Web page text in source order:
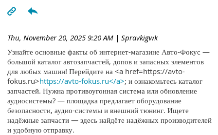
Thu, November 20, 2025 9:20 AM | Spravkigwk
Узнайте основные факты об интернет-магазине Авто-Фокус —
большой каталог автозапчастей, допов и запасных элементов
для любых машин! Перейдите на <a href=https://avto-
fokus.ru>https://avto-fokus.ru</a>; и ознакомьтесь каталог
запчастей. Нужна противоугонная система или обновление
аудиосистемы? — площадка предлагает оборудование
безопасности, аудио-системы и внешний тюнинг. Ищете
надёжные запчасти — здесь найдёте надёжных производителей
и удобную отправку.